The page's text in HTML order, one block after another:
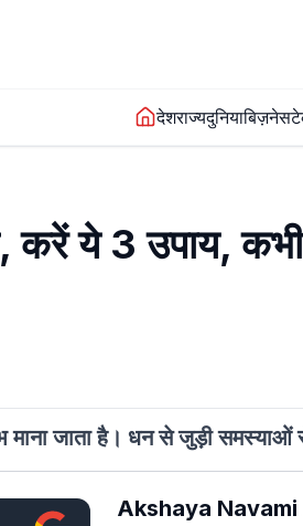
देशराज्यदुनियाबिज़नेस
करें ये 3 उपाय,
माना जाता है। धन से जुड़ी समस्याओं
Akshaya